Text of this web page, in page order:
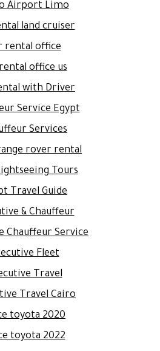
Airport Limo
land cruiser
rental office
office us
with Driver
Service Egypt
Services
rover rental
Tours
Travel Guide
& Chauffeur
Chauffeur Service
Fleet
Travel
Travel Cairo
toyota 2020
toyota 2022